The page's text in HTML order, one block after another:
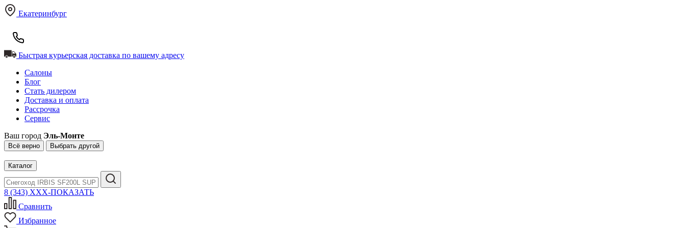
Екатеринбург
Быстрая курьерская доставка по вашему адресу
Салоны
Блог
Стать дилером
Доставка и оплата
Рассрочка
Сервис
Ваш город Эль-Монте
Всё верно Выбрать другой
Каталог
8 (343) XXX-ПОКАЗАТЬ
Сравнить
Избранное